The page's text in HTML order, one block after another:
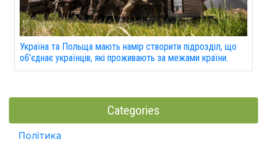
Україна та Польща мають намір створити підрозділ, що
об'єднає українців, які проживають за межами країни.
Categories
Політика